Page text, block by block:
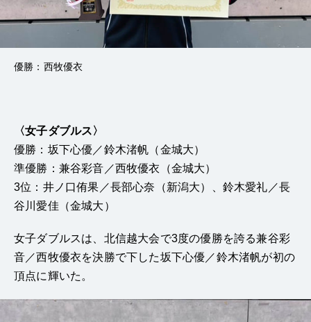
優勝：西牧優衣
〈女子ダブルス〉
優勝：坂下心優／鈴木渚帆（金城大）
準優勝：兼谷彩音／西牧優衣（金城大）
3位：井ノ口侑果／長部心奈（新潟大）、鈴木愛礼／長
谷川愛佳（金城大）
女子ダブルスは、 北信越大会で3度の優勝を誇る兼谷彩
音／西牧優衣を決勝で下した坂下心優／鈴木渚帆が初の
頂点に輝いた。